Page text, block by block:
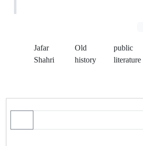
Jafar
Shahri
Old
history
public
literature